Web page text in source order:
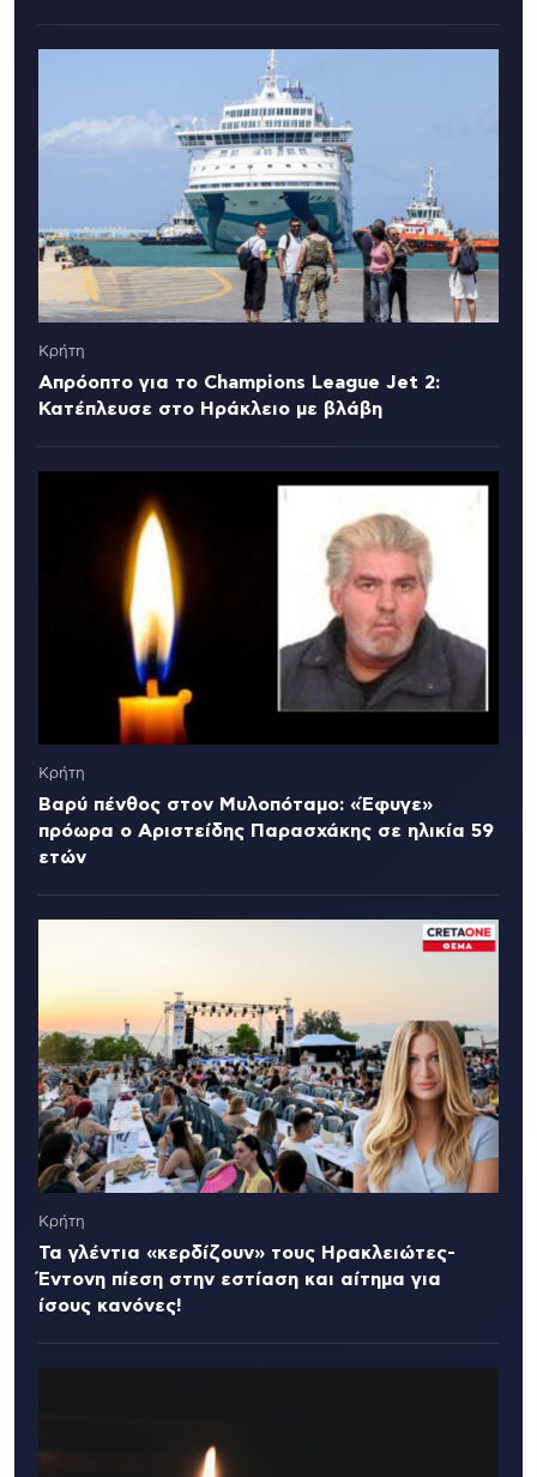
Κρήτη
Απρόοπτο για το Champions League Jet 2:
Κατέπλευσε στο Ηράκλειο με βλάβη
Κρήτη
Βαρύ πένθος στον Μυλοπόταμο: «Έφυγε»
πρόωρα ο Αριστείδης Παρασχάκης σε ηλικία 59
ετών
Κρήτη
Τα γλέντια «κερδίζουν» τους Ηρακλειώτες-
Έντονη πίεση στην εστίαση και αίτημα για
ίσους κανόνες!